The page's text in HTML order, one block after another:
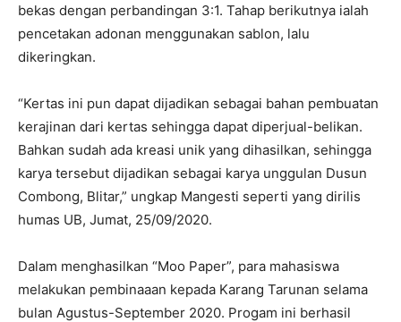
bekas dengan perbandingan 3:1. Tahap berikutnya ialah
pencetakan adonan menggunakan sablon, lalu
dikeringkan.
“Kertas ini pun dapat dijadikan sebagai bahan pembuatan
kerajinan dari kertas sehingga dapat diperjual-belikan.
Bahkan sudah ada kreasi unik yang dihasilkan, sehingga
karya tersebut dijadikan sebagai karya unggulan Dusun
Combong, Blitar,” ungkap Mangesti seperti yang dirilis
humas UB, Jumat, 25/09/2020.
Dalam menghasilkan “Moo Paper”, para mahasiswa
melakukan pembinaaan kepada Karang Tarunan selama
bulan Agustus-September 2020. Progam ini berhasil